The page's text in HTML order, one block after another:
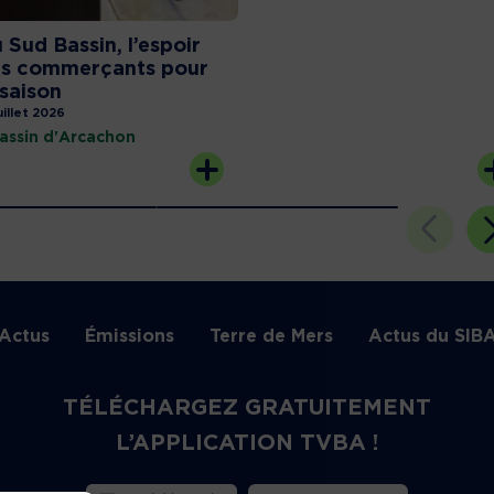
Sud Bassin, l’espoir
commerçants pour
2026
d'Arcachon
Actus Émissions Terre de Mers Actus du
TÉLÉCHARGEZ GRATUITEMENT
L’APPLICATION TVBA !